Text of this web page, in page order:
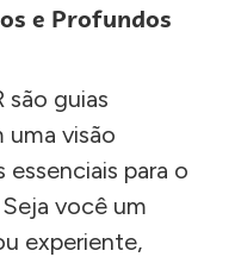
e Profundos
são guias
visão
para o
você um
experiente,